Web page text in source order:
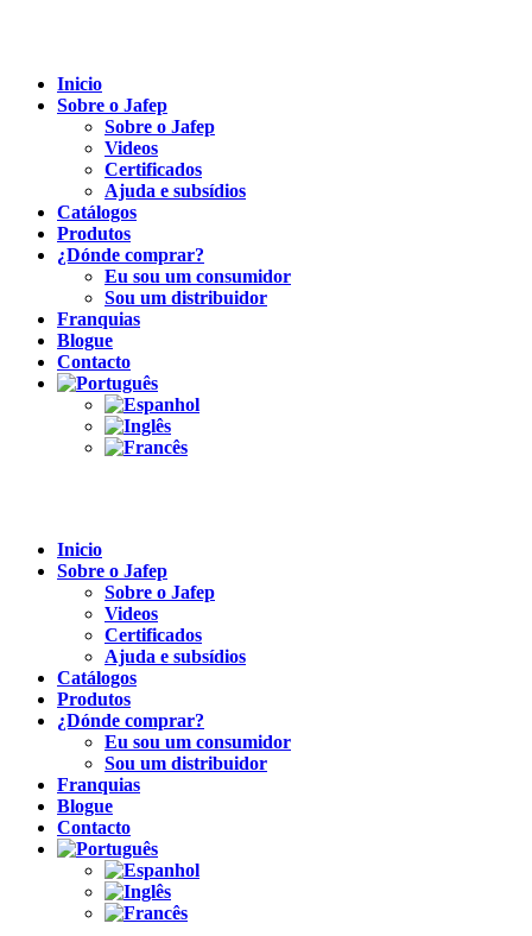
Inicio
Sobre o Jafep
Sobre o Jafep
Videos
Certificados
Ajuda e subsídios
Catálogos
Produtos
¿Dónde comprar?
Eu sou um consumidor
Sou um distribuidor
Franquias
Blogue
Contacto
Inicio
Sobre o Jafep
Sobre o Jafep
Videos
Certificados
Ajuda e subsídios
Catálogos
Produtos
¿Dónde comprar?
Eu sou um consumidor
Sou um distribuidor
Franquias
Blogue
Contacto